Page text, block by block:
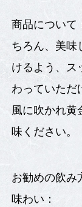
商品について
ちろん、美味
けるよう、ス
わっていただ
風に吹かれ黄
味ください。
お勧めの飲
味わい：